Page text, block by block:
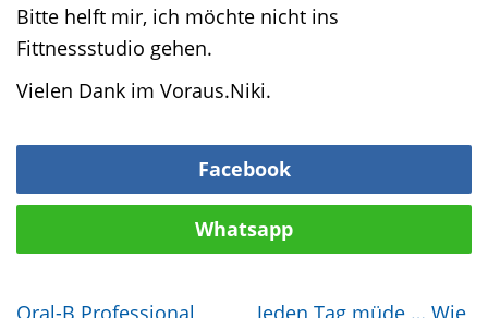
Bitte helft mir, ich möchte nicht ins
Fittnessstudio gehen.
Vielen Dank im Voraus.Niki.
Facebook
Whatsapp
Oral-B Professional
Jeden Tag müde … Wie